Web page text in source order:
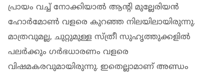
പ്രായം വച്ച് നോക്കിയാല്‍ ആന്‍റി മുല്ലേരിയന്‍
ഹോര്‍മോണ്‍ വളരെ കുറഞ്ഞ നിലയിലായിരുന്നു.
മാത്രവുമല്ല, ചുറ്റുമുള്ള സ്ത്രീ സുഹൃത്തുക്കളില്‍
പലര്‍ക്കും ഗര്‍ഭധാരണം വളരെ
വിഷമകരവുമായിരുന്നു. ഇതെല്ലാമാണ് അണ്ഡം